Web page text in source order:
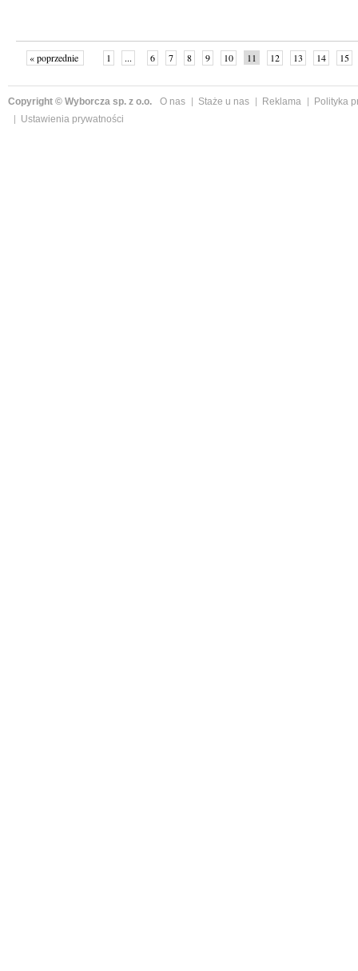
« poprzednie 1 ... 6 7 8 9 10 11 12 13 14 15
Copyright © Wyborcza sp. z o.o. O nas Staże u nas Reklama
Polityka
Ustawienia prywatności